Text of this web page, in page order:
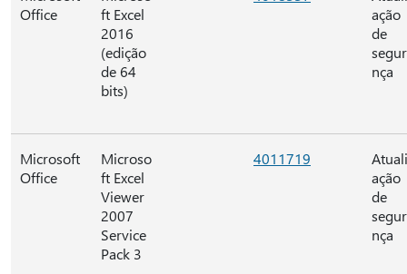
Office
ft Excel
2016
(edição
de 64
bits)
ação
de
nça
Microsoft
Office
Microso
ft Excel
Viewer
2007
Service
Pack 3
4011719
ação
de
nça